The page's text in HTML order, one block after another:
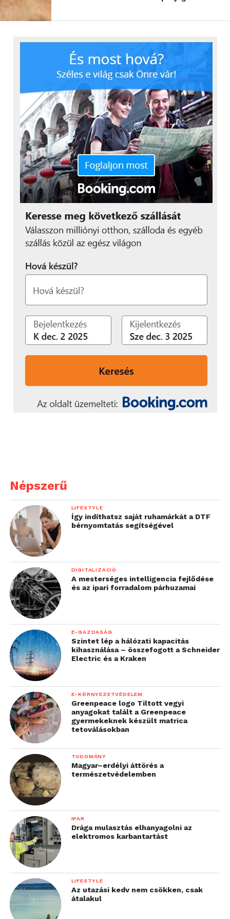
Mesterséges valóságok:olyan új
világban élünk, amelyben a valóság
arcok lecserélése és a hangszimuláció
egyre hihetőbb szintetikus valóságot
teremt, ezért a vállalatoknak ki kell
dolgozniuk, hogy miként tudják
hasznosítani ezt a mesterséges
technológiát, és hogyan kezelhetik a
felmerülő veszélyeket.
“A számos területet
forradalmasító,
tartalmas és
figyelemfelkeltő tervezés
lehetőségei most
nagyobb hangsúlyt
kreatív forradalom
csúcsán állunk:
lehetőségünk van arra,
hogy újragondoljuk
termékeinket és
szolgáltatásainkat annak
érdekében, hogy
gondoskodjunk
világunkról és a benne
Népszerű
LIFESTYLE
Így indíthatsz saját ruhamárkát a DTF
bérnyomtatás segítségével
DIGITALIZÁCIÓ
A mesterséges intelligencia fejlődése
és az ipari forradalom párhuzamai
E-GAZDASÁG
Szintet lép a hálózati kapacitás
kihasználása – összefogott a Schneider
Electric és a Kraken
E-KÖRNYEZETVÉDELEM
Greenpeace logo Tiltott vegyi
anyagokat talált a Greenpeace
gyermekeknek készült matrica
tetoválásokban
TUDOMÁNY
Magyar–erdélyi áttörés a
természetvédelemben
IPAR
Drága mulasztás elhanyagolni az
elektromos karbantartást
LIFESTYLE
Az utazási kedv nem csökken, csak
átalakul